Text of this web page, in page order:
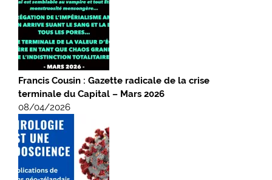
Francis Cousin : Gazette radicale de la crise
terminale du Capital – Mars 2026
08/04/2026